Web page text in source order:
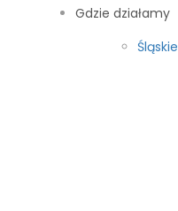
Gdzie działamy
Śląskie